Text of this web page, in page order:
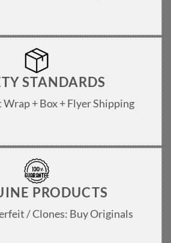
STANDARDS
Wrap + Box + Flyer Shipping
PRODUCTS
/ Clones: Buy Originals